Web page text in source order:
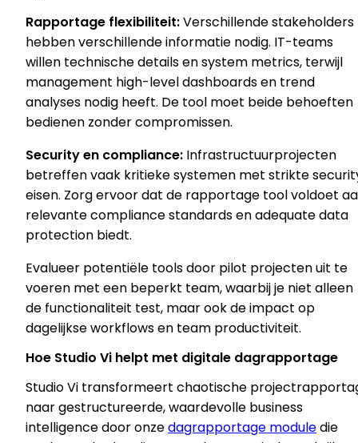
Rapportage flexibiliteit:Verschillende stakeholders
hebben verschillende informatie nodig. IT-teams
willen technische details en system metrics, terwijl
management high-level dashboards en trend
analyses nodig heeft. De tool moet beide behoeften
bedienen zonder compromissen.
Security en compliance: Infrastructuurprojecten
betreffen vaak kritieke systemen met strikte
eisen. Zorg ervoor dat de rapportage tool voldoet
relevante compliance standards en adequate data
protection biedt.
Evalueer potentiële tools door pilot projecten uit te
voeren met een beperkt team, waarbij je niet alleen
de functionaliteit test, maar ook de impact op
dagelijkse workflows en team productiviteit.
Hoe Studio Vi helpt met digitale dagrapportage
Studio Vi transformeert chaotische
naar gestructureerde, waardevolle business
intelligence door onzedagrapportage moduledie